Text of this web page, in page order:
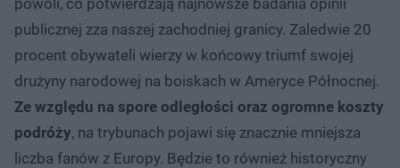
publicznej zza naszej zachodniej granicy. Zaledwie 20
procent obywateli wierzy w końcowy triumf swojej
drużyny narodowej na boiskach w Ameryce Północnej.
Ze względu na spore odległości oraz ogromne koszty
podróży, na trybunach pojawi się znacznie mniejsza
liczba fanów z Europy. Będzie to również historyczny